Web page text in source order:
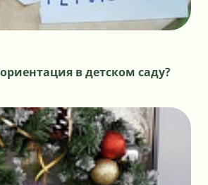
в детском саду?